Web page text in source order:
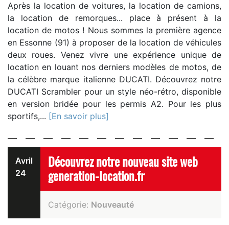
Après la location de voitures, la location de camions,
la location de remorques... place à présent à la
location de motos ! Nous sommes la première agence
en Essonne (91) à proposer de la location de véhicules
deux roues. Venez vivre une expérience unique de
location en louant nos derniers modèles de motos, de
la célèbre marque italienne DUCATI. Découvrez notre
DUCATI Scrambler pour un style néo-rétro, disponible
en version bridée pour les permis A2. Pour les plus
sportifs,... [En savoir plus]
Avril
24
Découvrez notre nouveau site web
generation-location.fr
Catégorie: Nouveauté